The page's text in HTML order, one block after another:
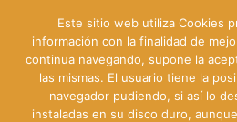
Este sitio web utiliza Cookies
información con la finalidad de
continua navegando, supone la
las mismas. El usuario tiene la
navegador pudiendo, si así lo
instaladas en su disco duro,